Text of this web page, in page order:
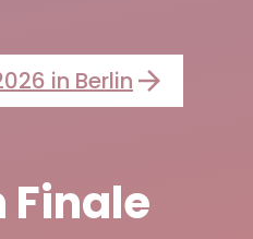
in Berlin
Finale